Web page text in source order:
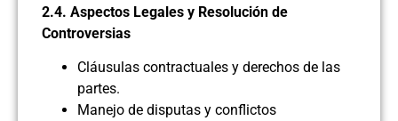
2.4. Aspectos Legales y Resolución de
Controversias
Cláusulas contractuales y derechos de las
partes.
Manejo de disputas y conflictos